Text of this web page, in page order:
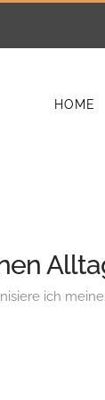
HOME
ich